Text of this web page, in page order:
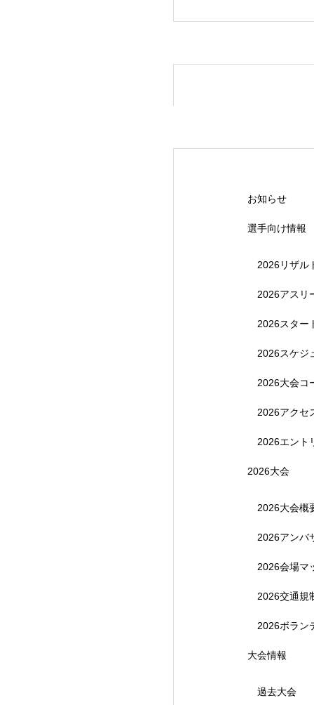
【受付終了】参
お知らせ
選手向け情報
2026リザル
2026アスリ
2026スター
2026スケジ
2026大会コ
2026アクセ
2026エント
2026大会
2026大会概
2026アンバ
2026会場マ
2026交通規
2026ボラン
大会情報
過去大会